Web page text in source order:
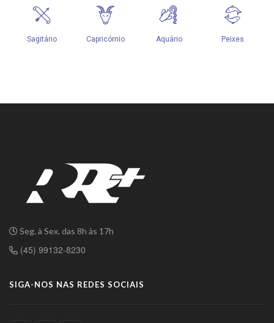
Seg. à Sex. das 8h às 17h
(45) 99132-8230
SIGA-NOS NAS REDES SOCIAIS